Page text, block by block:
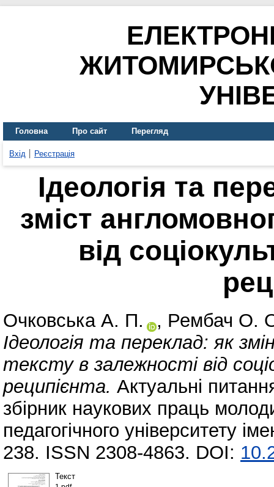
Головна Про сайт Перегляд
Вхід Реєстрація
Ідеологія та
зміст
від
Очковська А. П. , Рембач О.
Ідеологія та переклад: як
тексту в залежності від
реципієнта. Актуальні
збірник наукових праць
педагогічного університету
238. ISSN 2308-4863. DOI:
Текст